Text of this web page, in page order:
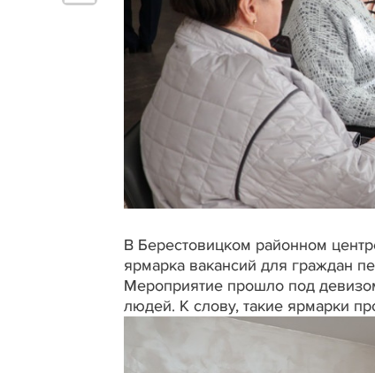
В Берестовицком районном
ярмарка вакансий для граждан
Мероприятие прошло под
людей. К слову, такие ярмарки